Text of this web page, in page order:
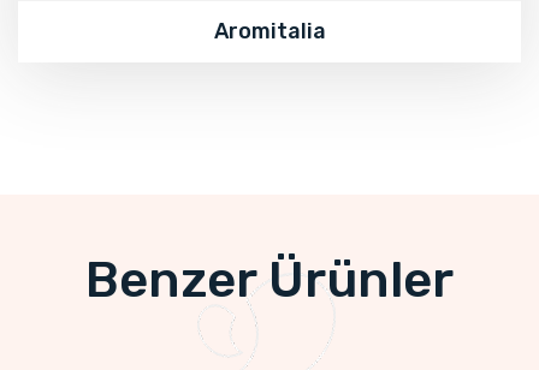
Aromitalia
Benzer Ürünler